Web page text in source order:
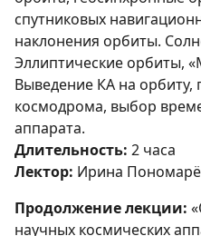
спутниковых
наклонения орбиты.
Эллиптические орбиты,
Выведение КА на орбиту,
космодрома, выбор
аппарата.
Длительность: 2 часа
Лектор: Ирина
Продолжение лекции:
научных космических